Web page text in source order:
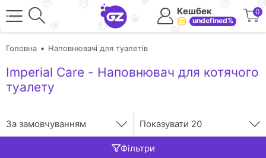
Кешбек
undefined%
0
Головна Наповнювачі для туалетів
Imperial Care - Наповнювач для котячого
туалету
За замовчуванням Показувати 20
Фільтри